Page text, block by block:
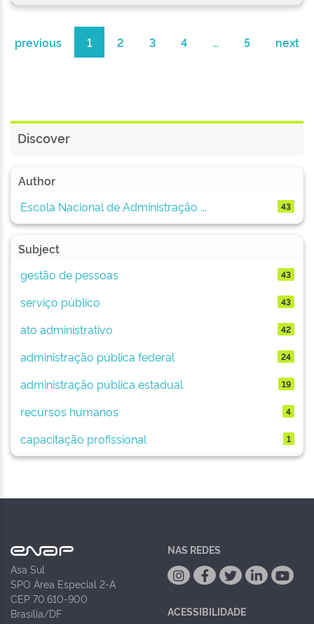
previous 1 2 3 4 ... 5 next
Discover
Author
Escola Nacional de Administração ...
43
Subject
gestão de pessoas
43
serviço público 43
ato administrativo 42
administração pública federal 24
administração pública estadual 19
recursos humanos 4
capacitação profissional 1
Asa Sul
SPO Área Especial 2-A
CEP 70.610-900
Brasília/DF
NAS REDES
ACESSIBILIDADE